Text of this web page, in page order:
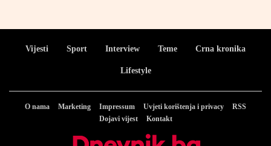
Vijesti Sport Interview Teme Crna kronika
Lifestyle
O nama Marketing Impressum Uvjeti korištenja i privacy
RSS
Dojavi vijest
Kontakt